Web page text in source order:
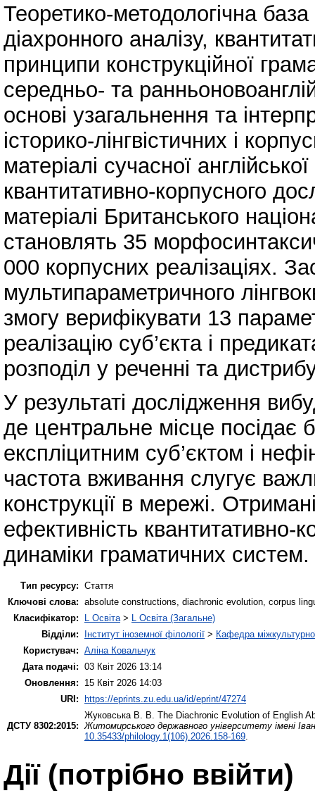
Теоретико-методологічна
діахронного аналізу,
принципи конструкційної
середньо- та
основі узагальнення та
історико-лінгвістичних і
матеріалі сучасної
квантитативно-корпусного
матеріалі Британського
становлять 35
000 корпусних реалізаціях.
мультипараметричного
змогу верифікувати 13
реалізацію суб’єкта і
розподіл у реченні та
У результаті дослідження
де центральне місце посідає
експліцитним суб’єктом і
частота вживання слугує
конструкції в мережі.
ефективність квантитативно-
динаміки граматичних систем.
Тип ресурсу: Стаття
Ключові слова: absolute constructions, diachronic evolution, corpus
Класифікатор:
L Освіта> L Освіта (Загальне)
Відділи:
Інститут іноземної філології > Кафедра
Користувач: Аліна Ковальчук
Дата подачі: 03 Квіт 2026 13:14
Оновлення:
15 Квіт 2026 14:03
URI:
https://eprints.zu.edu.ua/id/eprint/47274
ДСТУ 8302:2015:
Жуковська В. В. The Diachronic Evolution of English
Житомирського державного університету імені
10.35433/philology.1(106).2026.158-169.
Дії ​​(потрібно ввійти)